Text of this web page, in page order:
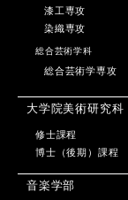
漆工専攻
染織専攻
総合芸術学科
総合芸術学専攻
大学院美術研究科
修士課程
博士（後期）課程
音楽学部